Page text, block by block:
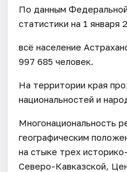
По данным
статистики на 1 января
всё население
997 685 человек.
На территории края
национальностей и
Многонациональность
географическим
на стыке трех
Северо-Кавказской,